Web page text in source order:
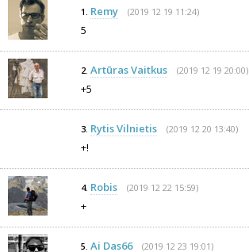
1. Remy (2019 12 19 11:24)
5
2. Artūras Vaitkus (2019 12 19 20:00)
+5
3. Rytis Vilnietis (2019 12 20 13:40)
+!
4. Robis (2019 12 22 15:59)
+
5. Ai Das66 (2019 12 23 19:01)